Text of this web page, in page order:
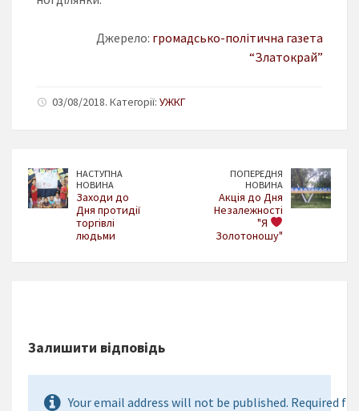
Джерело: громадсько-політична газета
“Златокрай”
03/08/2018. Категорії: УЖКГ
НАСТУПНА
НОВИНА
Заходи до
Дня протидії
торгівлі
людьми
ПОПЕРЕДНЯ
НОВИНА
Акція до Дня
Незалежності
"Я
Золотоношу"
Залишити відповідь
Your email address will not be published. Required